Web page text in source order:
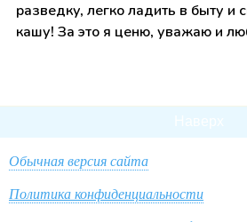
разведку, легко ладить в быту и
кашу! За это я ценю, уважаю и
Обычная версия сайта
Политика конфиденциальности